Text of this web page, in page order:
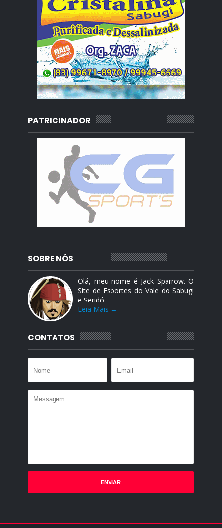
PATRICINADOR
SOBRE NÓS
Olá, meu nome é Jack Sparrow. O
Site de Esportes do Vale do Sabugi
e Seridó.
Leia Mais →
CONTATOS